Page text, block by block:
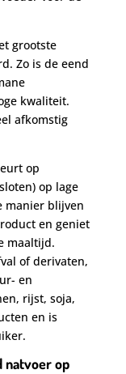
grootste
Zo is de eend
kwaliteit.
afkomstig
op
op lage
manier blijven
en geniet
maaltijd.
of derivaten,
en
rijst, soja,
en is
natvoer op